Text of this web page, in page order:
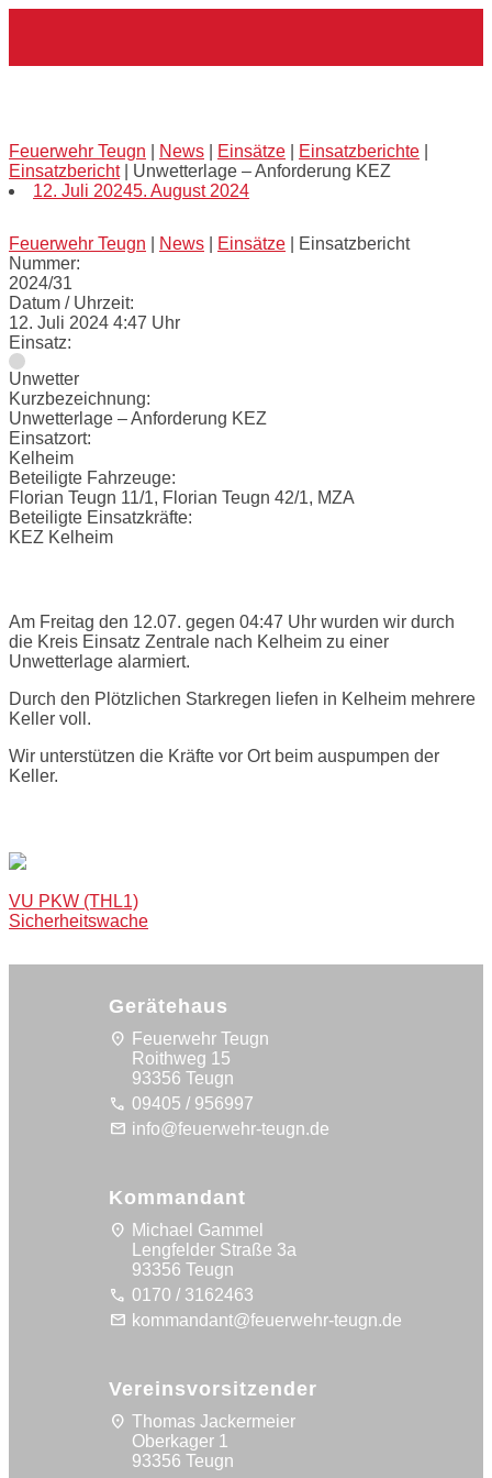
Feuerwehr Teugn News Einsätze Einsatzberichte
Einsatzbericht| Unwetterlage – Anforderung KEZ
12. Juli 20245. August 2024
Feuerwehr Teugn News Einsätze
Einsatzbericht
Nummer:
2024/31
Datum / Uhrzeit:
12. Juli 2024 4:47 Uhr
Einsatz:
Unwetter
Kurzbezeichnung:
Unwetterlage – Anforderung KEZ
Einsatzort:
Kelheim
Beteiligte Fahrzeuge:
Florian Teugn 11/1, Florian Teugn 42/1, MZA
Beteiligte Einsatzkräfte:
KEZ Kelheim
Am Freitag den 12.07. gegen 04:47 Uhr wurden wir durch
die Kreis Einsatz Zentrale nach Kelheim zu einer
Unwetterlage alarmiert.
Durch den Plötzlichen Starkregen liefen in Kelheim mehrere
Keller voll.
Wir unterstützen die Kräfte vor Ort beim auspumpen der
Keller.
Post
navigation
VU PKW (THL1)
Sicherheitswache
Gerätehaus
location_on Feuerwehr Teugn
Roithweg 15
93356 Teugn
call 09405 / 956997
mail info@feuerwehr-teugn.de
Kommandant
location_on Michael Gammel
Lengfelder Straße 3a
93356 Teugn
call 0170 / 3162463
mail kommandant@feuerwehr-teugn.de
Vereinsvorsitzender
location_on Thomas Jackermeier
Oberkager 1
93356 Teugn